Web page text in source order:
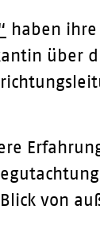
haben
über
von